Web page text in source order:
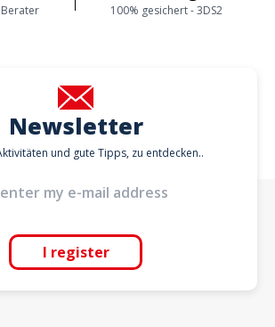
100% gesichert - 3DS2
Newsletter
und gute Tipps, zu entdecken..
I register